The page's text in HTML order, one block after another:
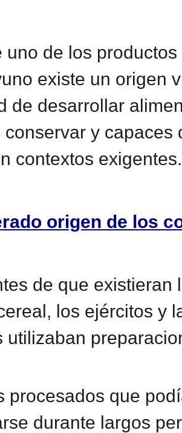
uno de los
existe un origen
de desarrollar
y capaces
contextos exigentes.
origen de los
de que existieran
los ejércitos y
utilizaban
procesados que
durante largos